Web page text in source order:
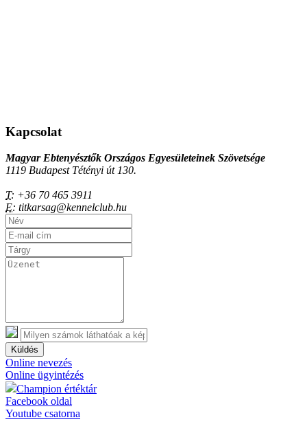
Kapcsolat
Magyar Ebtenyésztők Országos Egyesületeinek Szövetsége
1119 Budapest Tétényi út 130.
T: +36 70 465 3911
E: titkarsag@kennelclub.hu
Küldés
Online nevezés
Online ügyintézés
Champion értéktár
Facebook oldal
Youtube csatorna